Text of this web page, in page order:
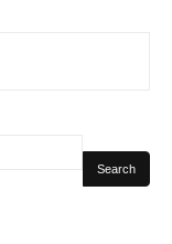
Search